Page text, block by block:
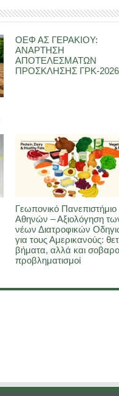
ΟΕΦ ΑΣ ΓΕΡΑΚΙΟΥ:
ΑΝΑΡΤΗΣΗ
ΑΠΟΤΕΛΕΣΜΑΤΩΝ
ΠΡΟΣΚΛΗΣΗΣ ΓΡΚ-
Γεωπονικό Πανεπιστήμιο
Αθηνών – Αξιολόγηση
νέων Διατροφικών
για τους Αμερικανούς:
βήματα, αλλά και
προβληματισμοί